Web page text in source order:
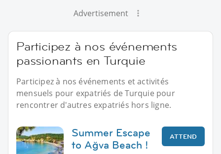
Advertisement
Participez à nos événements
passionants en Turquie
Participez à nos événements et activités
mensuels pour expatriés de Turquie pour
rencontrer d'autres expatriés hors ligne.
Summer Escape
to Ağva Beach !
ATTEND